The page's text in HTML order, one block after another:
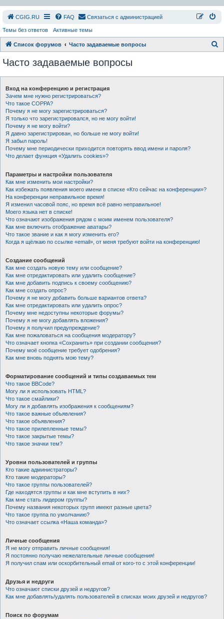
СGIG.RU FAQ Связаться с администрацией
Темы без ответов Активные темы
Список форумов Часто задаваемые вопросы
Часто задаваемые вопросы
Вход на конференцию и регистрация
Зачем мне нужно регистрироваться?
Что такое COPPA?
Почему я не могу зарегистрироваться?
Я только что зарегистрировался, но не могу войти!
Почему я не могу войти?
Я давно зарегистрирован, но больше не могу войти!
Я забыл пароль!
Почему мне периодически приходится повторять ввод имени и пароля?
Что делает функция «Удалить cookies»?
Параметры и настройки пользователя
Как мне изменить мои настройки?
Как избежать появления моего имени в списке «Кто сейчас на конференции»?
На конференции неправильное время!
Я изменил часовой пояс, но время всё равно неправильное!
Моего языка нет в списке!
Что означают изображения рядом с моим именем пользователя?
Как мне включить отображение аватары?
Что такое звание и как я могу изменить его?
Когда я щёлкаю по ссылке «email», от меня требуют войти на конференцию!
Создание сообщений
Как мне создать новую тему или сообщение?
Как мне отредактировать или удалить сообщение?
Как мне добавить подпись к своему сообщению?
Как мне создать опрос?
Почему я не могу добавить больше вариантов ответа?
Как мне отредактировать или удалить опрос?
Почему мне недоступны некоторые форумы?
Почему я не могу добавлять вложения?
Почему я получил предупреждение?
Как мне пожаловаться на сообщения модератору?
Что означает кнопка «Сохранить» при создании сообщения?
Почему моё сообщение требует одобрения?
Как мне вновь поднять мою тему?
Форматирование сообщений и типы создаваемых тем
Что такое BBCode?
Могу ли я использовать HTML?
Что такое смайлики?
Могу ли я добавлять изображения к сообщениям?
Что такое важные объявления?
Что такое объявления?
Что такое прилепленные темы?
Что такое закрытые темы?
Что такое значки тем?
Уровни пользователей и группы
Кто такие администраторы?
Кто такие модераторы?
Что такое группы пользователей?
Где находятся группы и как мне вступить в них?
Как мне стать лидером группы?
Почему названия некоторых групп имеют разные цвета?
Что такое группа по умолчанию?
Что означает ссылка «Наша команда»?
Личные сообщения
Я не могу отправить личные сообщения!
Я постоянно получаю нежелательные личные сообщения!
Я получил спам или оскорбительный email от кого-то с этой конференции!
Друзья и недруги
Что означают списки друзей и недругов?
Как мне добавлять/удалять пользователей в списках моих друзей и недругов?
Поиск по форумам